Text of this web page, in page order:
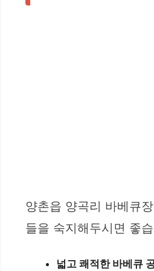
양촌읍 양곡리 바베큐
들을 숙지해두시면 좋
넓고 쾌적한 바베큐